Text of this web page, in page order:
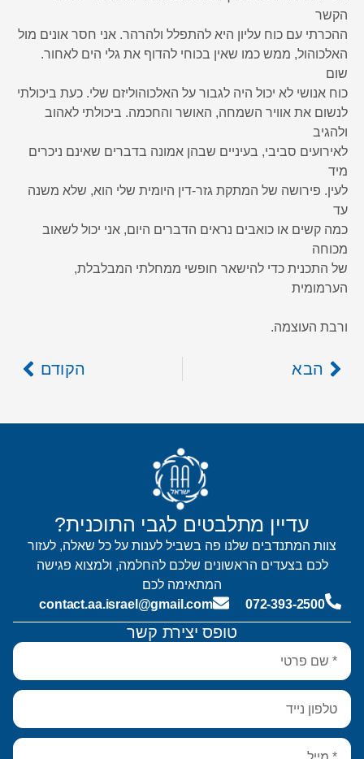
הקשר
ההכרתי עם כוח עליון היא להתפלל ולהרהר. אני חסר אונים מול
האלכוהול, ממש כמו שאין בכוחי להדוף את גלי הים לאחור.
שום
כוח אנושי לא יכול היה לגבור על האלכוהוליזם שלי. כעת ביכולתי
לנשום את אוויר השמחה, האושר והחכמה. ביכולתי לאהוב
ולהגיב
לאירועים סביבי, בעיניים שבהן אמונה בדברים שאינם ניכרים
מיד
לעין. פירושה של המתקת גזר-דין היומית שלי הוא, שלא משנה
עד
כמה קשים או כואבים נראים הדברים היום, אני יכול לשאוב
מכוחה
של התכנית כדי להישאר חופשי ממחלתי המבלבלת,
הערמומית
ורבת העוצמה.
הבא הקודם
טופס יצירת קשר
עדיין מתלבטים לגבי התוכנית?
צוות המתנדבים שלנו פה בשביל לענות על כל שאלה, לעזור
לכם בצעדים הראשונים שלכם להחלמה, ולמצוא פגישה
המתאימה לכם
072-393-2500
contact.aa.israel@gmail.com